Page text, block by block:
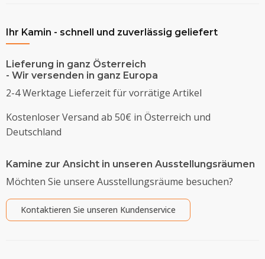
Ihr Kamin - schnell und zuverlässig geliefert
Lieferung in ganz Österreich
- Wir versenden in ganz Europa
2-4 Werktage Lieferzeit für vorrätige Artikel
Kostenloser Versand ab 50€ in Österreich und
Deutschland
Kamine zur Ansicht in unseren Ausstellungsräumen
Möchten Sie unsere Ausstellungsräume besuchen?
Kontaktieren Sie unseren Kundenservice